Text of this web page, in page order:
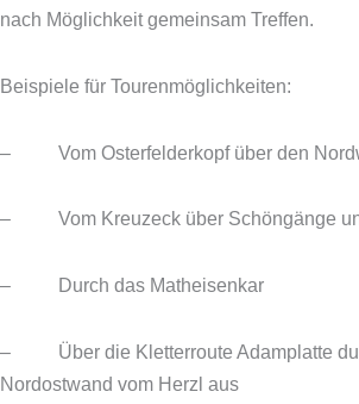
nach Möglichkeit gemeinsam Treffen.
Beispiele für Tourenmöglichkeiten:
– Vom Osterfelderkopf über den
– Vom Kreuzeck über Schöngänge
– Durch das Matheisenkar
– Über die Kletterroute Adamplatte
Nordostwand vom Herzl aus